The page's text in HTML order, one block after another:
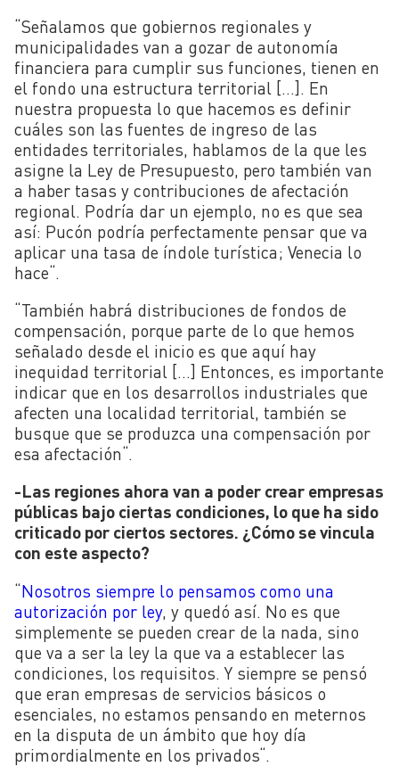
“Señalamos que gobiernos regionales y
municipalidades van a gozar de autonomía
financiera para cumplir sus funciones, tienen en
el fondo una estructura territorial […]. En
nuestra propuesta lo que hacemos es definir
cuáles son las fuentes de ingreso de las
entidades territoriales, hablamos de la que les
asigne la Ley de Presupuesto, pero también van
a haber tasas y contribuciones de afectación
regional. Podría dar un ejemplo, no es que sea
así: Pucón podría perfectamente pensar que va
aplicar una tasa de índole turística; Venecia lo
hace“.
“También habrá distribuciones de fondos de
compensación, porque parte de lo que hemos
señalado desde el inicio es que aquí hay
inequidad territorial […] Entonces, es importante
indicar que en los desarrollos industriales que
afecten una localidad territorial, también se
busque que se produzca una compensación por
esa afectación“.
-Las regiones ahora van a poder crear empresas
públicas bajo ciertas condiciones, lo que ha sido
criticado por ciertos sectores. ¿Cómo se vincula
con este aspecto?
“Nosotros siempre lo pensamos como una
autorización por ley, y quedó así. No es que
simplemente se pueden crear de la nada, sino
que va a ser la ley la que va a establecer las
condiciones, los requisitos. Y siempre se pensó
que eran empresas de servicios básicos o
esenciales, no estamos pensando en meternos
en la disputa de un ámbito que hoy día
primordialmente en los privados“